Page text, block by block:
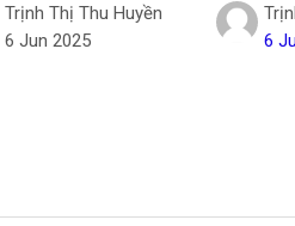
Trịnh Thị Thu Huyền
6 Jun 2025
6